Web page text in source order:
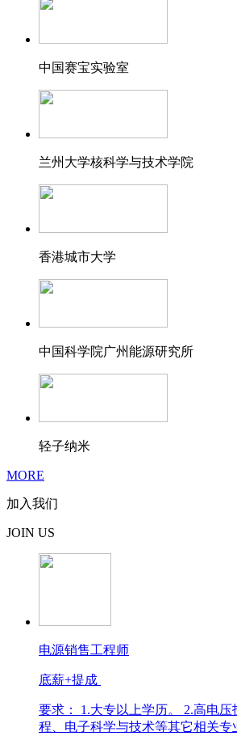
中国赛宝实验室
兰州大学核科学与技术学院
香港城市大学
中国科学院广州能源研究所
轻子纳米
MORE
加入我们
JOIN US
电源销售工程师
底薪+提成
要求： 1.大专以上学历。 2.高电
程、电子科学与技术等其它相关专